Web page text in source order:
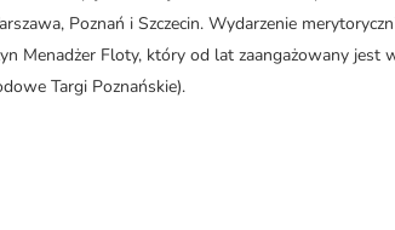
Poznań i Szczecin. Wydarzenie
Menadżer Floty, który od lat zaangażowany jest
Targi Poznańskie).